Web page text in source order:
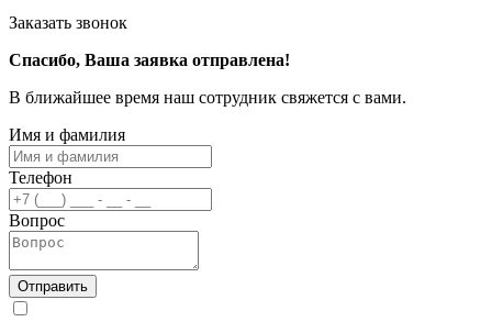
Заказать звонок
Спасибо, Ваша заявка отправлена!
В ближайшее время наш сотрудник свяжется с вами.
Имя и фамилия
Телефон
Вопрос
Отправить